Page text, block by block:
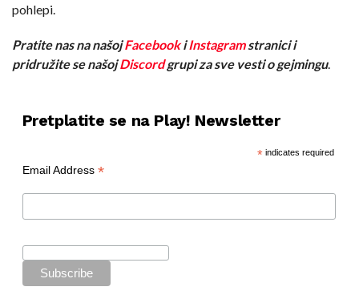
pohlepi.
Pratite nas na našojFacebookiInstagramstranici i
pridružite se našojDiscordgrupi za sve vesti o gejmingu.
Pretplatite se na Play! Newsletter
*indicates required
Email Address *